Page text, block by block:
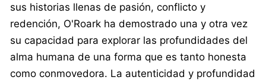
sus historias llenas de pasión, conflicto y
redención, O'Roark ha demostrado una y otra vez
su capacidad para explorar las profundidades del
alma humana de una forma que es tanto honesta
como conmovedora. La autenticidad y profundidad